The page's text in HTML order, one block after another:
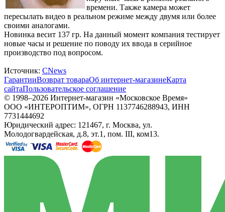
времени. Также камера может
пересылать видео в реальном режиме между двумя или более
своими аналогами.
Новинка весит 137 гр. На данный момент компания тестирует
новые часы и решение по поводу их ввода в серийное
производство под вопросом.
Источник: CNews
ГарантииВозврат товараОб интернет-магазинеКарта
сайтаПользовательское соглашение
© 1998–2026 Интернет-магазин «Московское Время»
ООО «ИНТЕРОПТИМ», ОГРН 1137746288943, ИНН
7731444692
Юридический адрес: 121467, г. Москва, ул.
Молодогвардейская, д.8, эт.1, пом. III, ком13.